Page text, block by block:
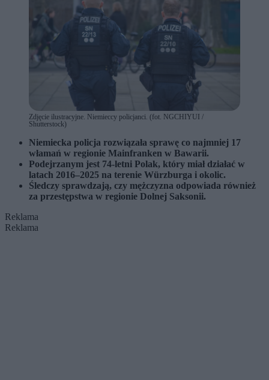
Zdjęcie ilustracyjne. Niemieccy policjanci. (fot. NGCHIYUI /
Shutterstock)
Niemiecka policja rozwiązała sprawę co najmniej 17
włamań w regionie Mainfranken w Bawarii.
Podejrzanym jest 74-letni Polak, który miał działać w
latach 2016–2025 na terenie Würzburga i okolic.
Śledczy sprawdzają, czy mężczyzna odpowiada również
za przestępstwa w regionie Dolnej Saksonii.
Reklama
Reklama